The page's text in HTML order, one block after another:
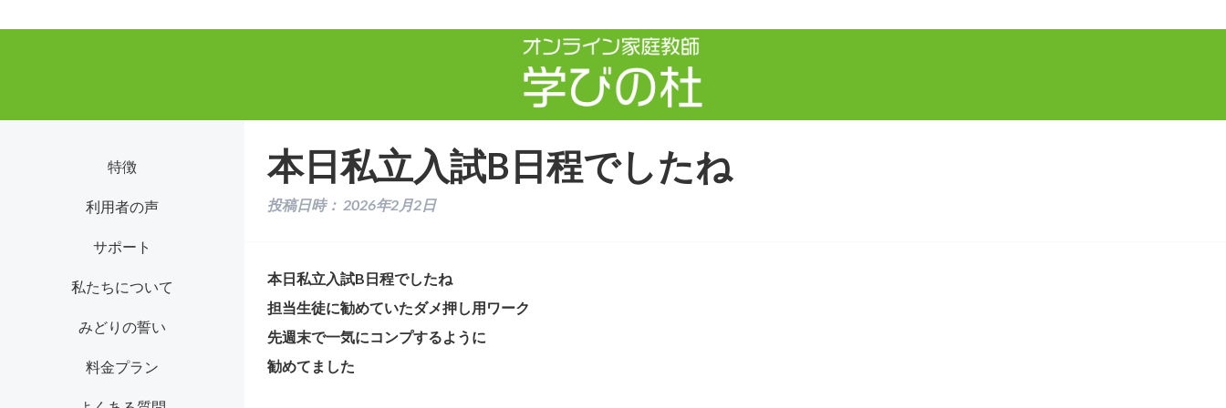
特徴
利用者の声
サポート
私たちについて
みどりの誓い
料金プラン
本日私立入試B日程でしたね
投稿日時： 2026年2月2日
本日私立入試B日程でしたね
担当生徒に勧めていたダメ押し用ワーク
先週末で一気にコンプするように
勧めてました